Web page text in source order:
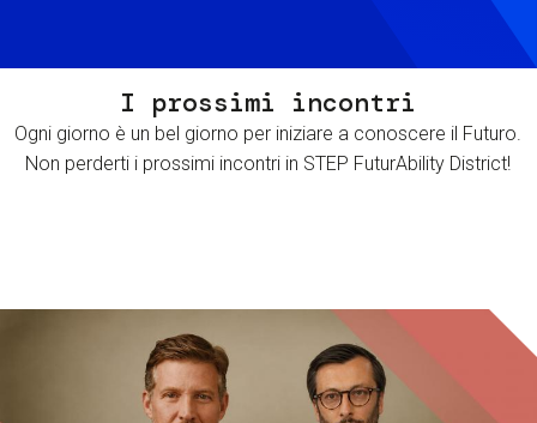
I prossimi incontri
Ogni giorno è un bel giorno per iniziare a conoscere il Futuro.
Non perderti i prossimi incontri in STEP FuturAbility District!